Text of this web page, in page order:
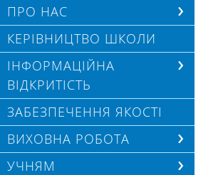
ПРО НАС
КЕРІВНИЦТВО ШКОЛИ
ІНФОРМАЦІЙНА
ВІДКРИТІСТЬ
ЗАБЕЗПЕЧЕННЯ ЯКОСТІ
ВИХОВНА РОБОТА
УЧНЯМ